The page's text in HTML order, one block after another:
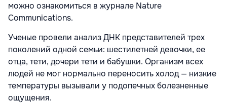
можно ознакомиться в журнале Nature
Communications.
Ученые провели анализ ДНК представителей трех
поколений одной семьи: шестилетней девочки, ее
отца, тети, дочери тети и бабушки. Организм всех
людей не мог нормально переносить холод — низкие
температуры вызывали у подопечных болезненные
ощущения.